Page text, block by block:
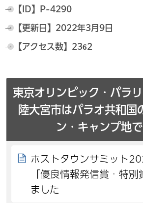
【ID】 P-4290
【更新日】 2022年3月9日
【アクセス数】 2362
東京オリンピック・パラ
陸大宮市はパラオ共和国
ン・キャンプ地
ホストタウンサミット
「優良情報発信賞・特別
ました